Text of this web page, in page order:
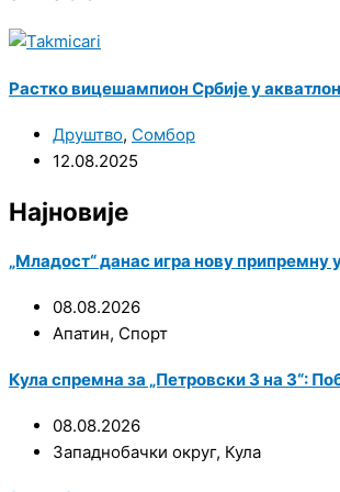
Растко вицешампион Србије у
Друштво, Сомбор
12.08.2025
Најновије
„Младост“ данас игра нову припремну
08.08.2026
Апатин, Спорт
Кула спремна за „Петровски 3 на 3“:
08.08.2026
Западнобачки округ, Кула